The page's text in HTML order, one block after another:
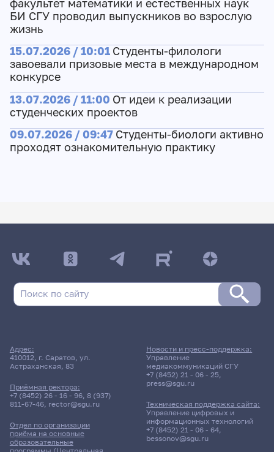
факультет математики и естественных наук
БИ СГУ проводил выпускников во взрослую
жизнь
15.07.2026 / 10:01 Студенты-филологи
завоевали призовые места в международном
конкурсе
13.07.2026 / 11:00 От идеи к реализации
студенческих проектов
09.07.2026 / 09:47 Студенты-биологи активно
проходят ознакомительную практику
Адрес:
410012, г. Саратов, ул.
Астраханская, 83
Приёмная ректора:
+7 (8452) 26 - 16 - 96, 8 (937)
811-67-46, rector@sgu.ru
Отдел по организации
приёма на основные
образовательные
Новости и пресс-поддержка:
Управление
медиакоммуникаций СГУ
+7 (8452) 21 - 06 - 25,
press@sgu.ru
Техническая поддержка сайта:
Управление цифровых и
информационных технологий
+7 (8452) 21 - 06 - 64,
bessonov@sgu.ru